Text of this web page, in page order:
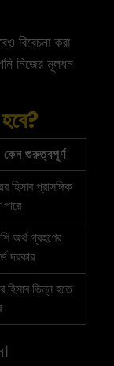
করা
নিজের মূলধন
কেন গুরুত্বপূর্ণ
হিসাব প্রাসঙ্গিক
অর্থ গ্রহণের
দরকার
হিসাব ভিন্ন হতে